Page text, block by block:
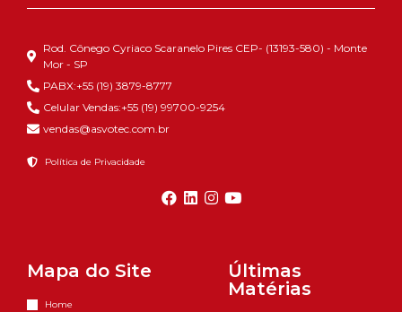
Rod. Cônego Cyriaco Scaranelo Pires CEP- (13193-580) - Monte
Mor - SP
PABX:+55 (19) 3879-8777
Celular Vendas:+55 (19) 99700-9254
vendas@asvotec.com.br
Política de Privacidade
Mapa do Site
Home
Últimas
Matérias